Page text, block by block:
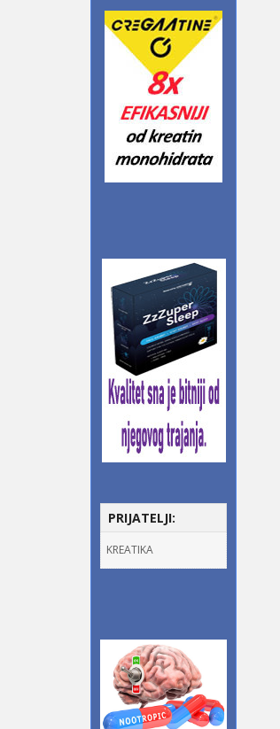
PRIJATELJI:
KREATIKA